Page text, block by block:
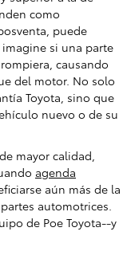
como
puede
si una parte
causando
del motor. No solo
Toyota, sino que
nuevo o de su
mayor calidad,
agenda
aún más de la
automotrices.
de Poe Toyota--y